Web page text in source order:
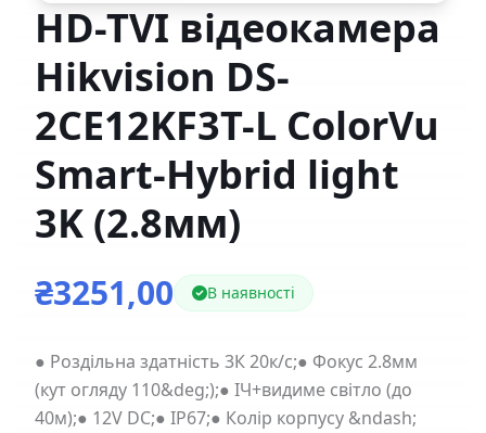
HD-TVI відеокамера
Hikvision DS-
2CE12KF3T-L ColorVu
Smart-Hybrid light
3K (2.8мм)
₴3251,00 В наявності
● Роздільна здатність 3К 20к/с;● Фокус 2.8мм
(кут огляду 110&deg;);● ІЧ+видиме світло (до
40м);● 12V DC;● IP67;● Колір корпусу &ndash;